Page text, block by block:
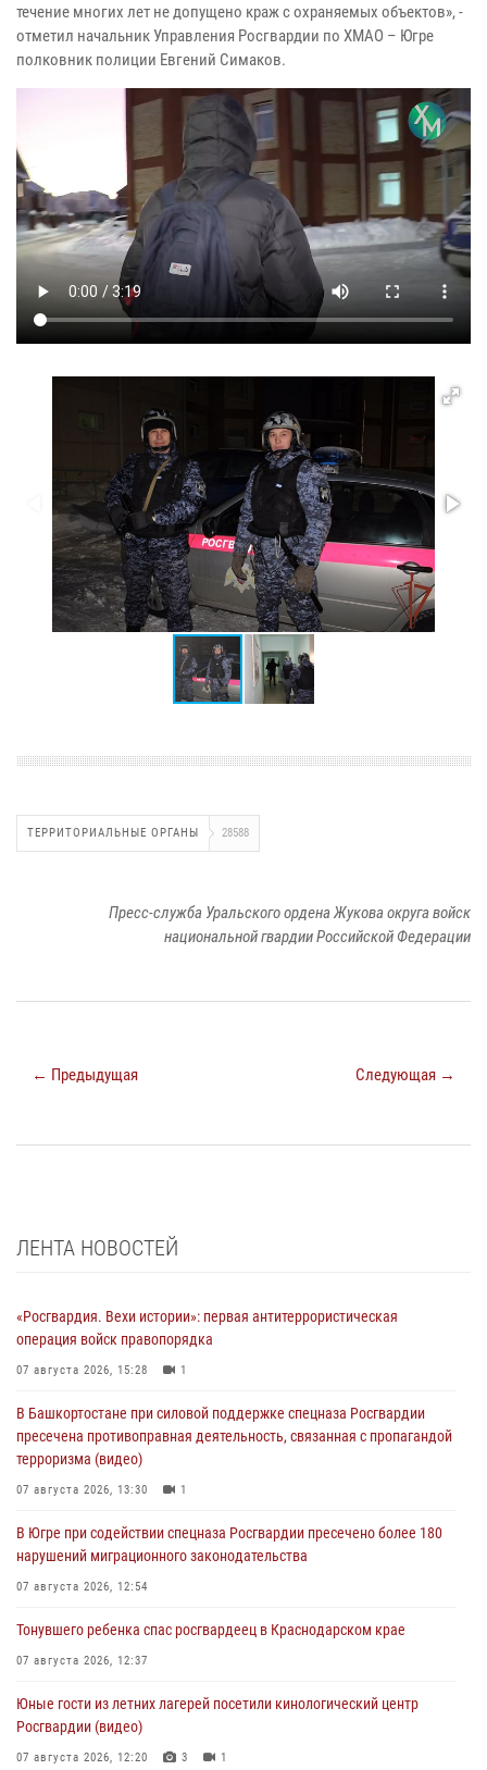
течение многих лет не допущено краж с охраняемых объектов», -
отметил начальник Управления Росгвардии по ХМАО – Югре
полковник полиции Евгений Симаков.
ТЕРРИТОРИАЛЬНЫЕ ОРГАНЫ 28588
Пресс-служба Уральского ордена Жукова округа войск
национальной гвардии Российской Федерации
← Предыдущая Следующая →
ЛЕНТА НОВОСТЕЙ
«Росгвардия. Вехи истории»: первая антитеррористическая
операция войск правопорядка
07 августа 2026, 15:28 1
В Башкортостане при силовой поддержке спецназа Росгвардии
пресечена противоправная деятельность, связанная с пропагандой
терроризма (видео)
07 августа 2026, 13:30 1
В Югре при содействии спецназа Росгвардии пресечено более 180
нарушений миграционного законодательства
07 августа 2026, 12:54
Тонувшего ребенка спас росгвардеец в Краснодарском крае
07 августа 2026, 12:37
Юные гости из летних лагерей посетили кинологический центр
Росгвардии (видео)
07 августа 2026, 12:20 3 1